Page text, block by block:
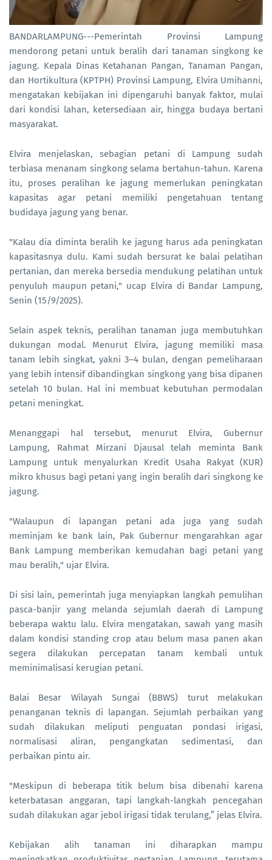
BANDARLAMPUNG---Pemerintah Provinsi Lampung
mendorong petani untuk beralih dari tanaman singkong ke
jagung. Kepala Dinas Ketahanan Pangan, Tanaman Pangan,
dan Hortikultura (KPTPH) Provinsi Lampung, Elvira Umihanni,
mengatakan kebijakan ini dipengaruhi banyak faktor, mulai
dari kondisi lahan, ketersediaan air, hingga budaya bertani
masyarakat.
Elvira menjelaskan, sebagian petani di Lampung sudah
terbiasa menanam singkong selama bertahun-tahun. Karena
itu, proses peralihan ke jagung memerlukan peningkatan
kapasitas agar petani memiliki pengetahuan tentang
budidaya jagung yang benar.
"Kalau dia diminta beralih ke jagung harus ada peningkatan
kapasitasnya dulu. Kami sudah bersurat ke balai pelatihan
pertanian, dan mereka bersedia mendukung pelatihan untuk
penyuluh maupun petani," ucap Elvira di Bandar Lampung,
Senin (15/9/2025).
Selain aspek teknis, peralihan tanaman juga membutuhkan
dukungan modal. Menurut Elvira, jagung memiliki masa
tanam lebih singkat, yakni 3–4 bulan, dengan pemeliharaan
yang lebih intensif dibandingkan singkong yang bisa dipanen
setelah 10 bulan. Hal ini membuat kebutuhan permodalan
petani meningkat.
Menanggapi hal tersebut, menurut Elvira, Gubernur
Lampung, Rahmat Mirzani Djausal telah meminta Bank
Lampung untuk menyalurkan Kredit Usaha Rakyat (KUR)
mikro khusus bagi petani yang ingin beralih dari singkong ke
jagung.
"Walaupun di lapangan petani ada juga yang sudah
meminjam ke bank lain, Pak Gubernur mengarahkan agar
Bank Lampung memberikan kemudahan bagi petani yang
mau beralih," ujar Elvira.
Di sisi lain, pemerintah juga menyiapkan langkah pemulihan
pasca-banjir yang melanda sejumlah daerah di Lampung
beberapa waktu lalu. Elvira mengatakan, sawah yang masih
dalam kondisi standing crop atau belum masa panen akan
segera dilakukan percepatan tanam kembali untuk
meminimalisasi kerugian petani.
Balai Besar Wilayah Sungai (BBWS) turut melakukan
penanganan teknis di lapangan. Sejumlah perbaikan yang
sudah dilakukan meliputi penguatan pondasi irigasi,
normalisasi aliran, pengangkatan sedimentasi, dan
perbaikan pintu air.
"Meskipun di beberapa titik belum bisa dibenahi karena
keterbatasan anggaran, tapi langkah-langkah pencegahan
sudah dilakukan agar jebol irigasi tidak terulang,” jelas Elvira.
Kebijakan alih tanaman ini diharapkan mampu